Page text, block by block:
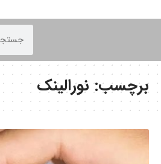
برچسب:نورالینک